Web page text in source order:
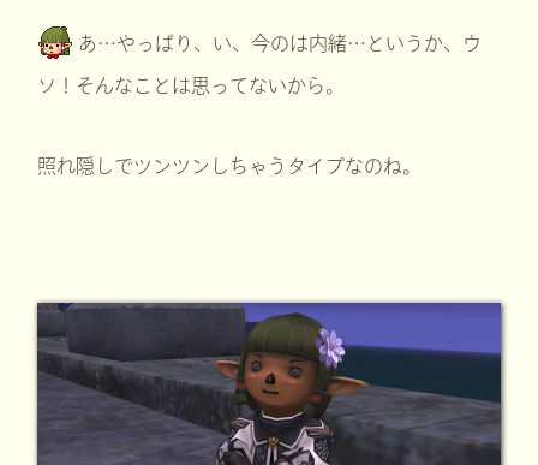
あ…やっぱり、い、今のは内緒…というか、ウ
ソ！そんなことは思ってないから。
照れ隠しでツンツンしちゃうタイプなのね。